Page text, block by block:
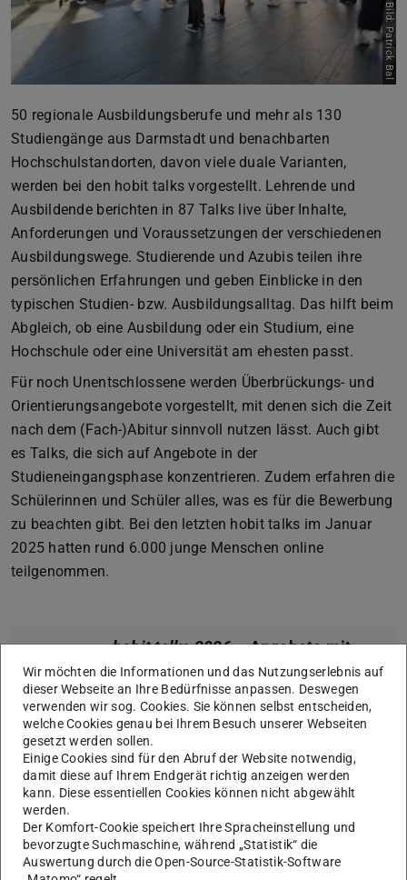
Bild: Patrick Bal
50 regionale Ausbildungsberufe und mehr als 130
Studiengänge aus Darmstadt und benachbarten
Hochschulstandorten, davon viele duale Varianten,
werden bei den hobit talks vorgestellt. Lehrende und
Ausbildende berichten in 87 Talks live über Inhalte,
Anforderungen und Voraussetzungen der verschiedenen
Ausbildungswege. Studierende und Azubis teilen ihre
persönlichen Erfahrungen und geben Einblicke in den
typischen Studien- bzw. Ausbildungsalltag. Das hilft beim
Abgleich, ob eine Ausbildung oder ein Studium, eine
Hochschule oder eine Universität am ehesten passt.
Für noch Unentschlossene werden Überbrückungs- und
Orientierungsangebote vorgestellt, mit denen sich die Zeit
nach dem (Fach-)Abitur sinnvoll nutzen lässt. Auch gibt
es Talks, die sich auf Angebote in der
Studieneingangsphase konzentrieren. Zudem erfahren die
Schülerinnen und Schüler alles, was es für die Bewerbung
zu beachten gibt. Bei den letzten hobit talks im Januar
2025 hatten rund 6.000 junge Menschen online
teilgenommen.
hobit talks 2026– Angebote mit
Informatikbezug
Wann?
Mittwoch, 28.01.2026
13:00 – 14:00 informatik@work
15:00 – 16:00 Informatik – mehr als
Programmieren
Donnerstag, 29.01.2026
11:00 – 12:00 Informatik dual studieren
12:00 – 13:00 Informatiknah studieren
Wir möchten die Informationen und das Nutzungserlebnis auf
dieser Webseite an Ihre Bedürfnisse anpassen. Deswegen
verwenden wir sog. Cookies. Sie können selbst entscheiden,
welche Cookies genau bei Ihrem Besuch unserer Webseiten
gesetzt werden sollen.
Einige Cookies sind für den Abruf der Website notwendig,
damit diese auf Ihrem Endgerät richtig anzeigen werden
kann. Diese essentiellen Cookies können nicht abgewählt
werden.
Der Komfort-Cookie speichert Ihre Spracheinstellung und
bevorzugte Suchmaschine, während „Statistik“ die
Auswertung durch die Open-Source-Statistik-Software